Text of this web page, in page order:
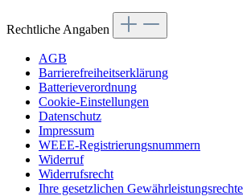
Rechtliche Angaben
AGB
Barrierefreiheitserklärung
Batterieverordnung
Cookie-Einstellungen
Datenschutz
Impressum
WEEE-Registrierungsnummern
Widerruf
Widerrufsrecht
Ihre gesetzlichen Gewährleistungsrechte